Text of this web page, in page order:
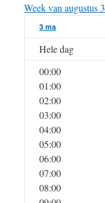
Week van augustus 3
3ma
Hele dag
00:00
01:00
02:00
03:00
04:00
05:00
06:00
07:00
08:00